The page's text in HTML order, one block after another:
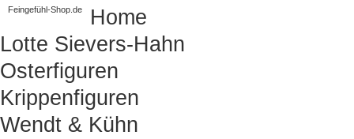
Feingefühl-Shop.de
Home
Lotte Sievers-Hahn
Osterfiguren
Krippenfiguren
Wendt & Kühn